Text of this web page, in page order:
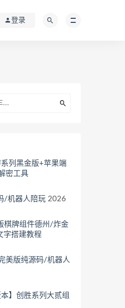
登录
列黑金版+苹果端
密工具
/机器人陪玩 2026
棋牌组件德州/炸金
字搭建教程
美版纯源码/机器人
】创胜系列大贰组